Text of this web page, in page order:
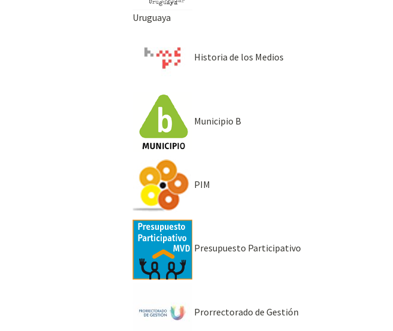
Uruguaya
Historia de los Medios
Municipio B
PIM
Presupuesto Participativo
Prorrectorado de Gestión